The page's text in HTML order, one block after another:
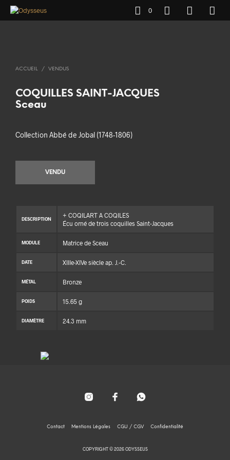
0
ACCUEIL / VENDUS
COQUILLES SAINT-JACQUES
Sceau
Collection Abbé de Jobal (1748-1806)
VENDU
DESCRIPTION
+ COQILART A COQILES
Écu orné de trois coquilles Saint-Jacques
MODULE Matrice de Sceau
DATE XIIIe-XIVe siècle ap. J.-C.
MÉTAL Bronze
POIDS 15.65 g
DIAMÈTRE 24.3 mm
Contact Mentions Légales CGU / CGV Confidentialité
COPYRIGHT © 2026 ODYSSEUS